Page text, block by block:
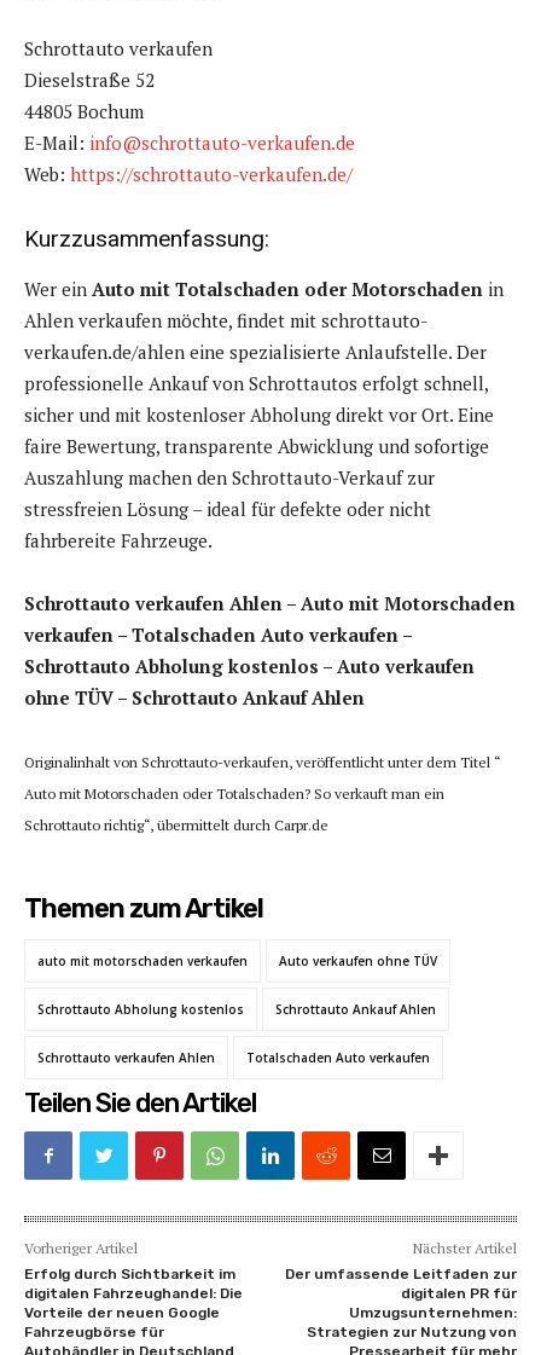
Schrottauto verkaufen
Dieselstraße 52
44805 Bochum
E-Mail: info@schrottauto-verkaufen.de
Web: https://schrottauto-verkaufen.de/
Kurzzusammenfassung:
Wer ein Auto mit Totalschaden oder Motorschaden in
Ahlen verkaufen möchte, findet mit schrottauto-
verkaufen.de/ahlen eine spezialisierte Anlaufstelle. Der
professionelle Ankauf von Schrottautos erfolgt schnell,
sicher und mit kostenloser Abholung direkt vor Ort. Eine
faire Bewertung, transparente Abwicklung und sofortige
Auszahlung machen den Schrottauto-Verkauf zur
stressfreien Lösung – ideal für defekte oder nicht
fahrbereite Fahrzeuge.
Schrottauto verkaufen Ahlen – Auto mit Motorschaden
verkaufen – Totalschaden Auto verkaufen –
Schrottauto Abholung kostenlos – Auto verkaufen
ohne TÜV – Schrottauto Ankauf Ahlen
Originalinhalt von Schrottauto-verkaufen, veröffentlicht unter dem Titel “
Auto mit Motorschaden oder Totalschaden? So verkauft man ein
Schrottauto richtig“, übermittelt durch Carpr.de
Themen zum Artikel
auto mit motorschaden verkaufen Auto verkaufen ohne TÜV
Schrottauto Abholung kostenlos Schrottauto Ankauf Ahlen
Schrottauto verkaufen Ahlen Totalschaden Auto verkaufen
Teilen Sie den Artikel
Vorheriger Artikel
Erfolg durch Sichtbarkeit im
digitalen Fahrzeughandel: Die
Vorteile der neuen Google
Fahrzeugbörse für
Nächster Artikel
Der umfassende Leitfaden zur
digitalen PR für
Umzugsunternehmen:
Strategien zur Nutzung von